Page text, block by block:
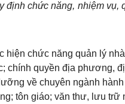
định chức năng, nhiệm vụ,
hiện chức năng quản lý
chính quyền địa phương,
về chuyên ngành
tôn giáo; văn thư, lưu